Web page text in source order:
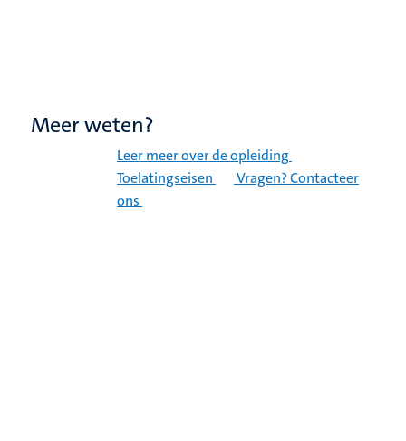
Meer weten?
Leer meer over de opleiding
Toelatingseisen
Vragen? Contacteer
ons